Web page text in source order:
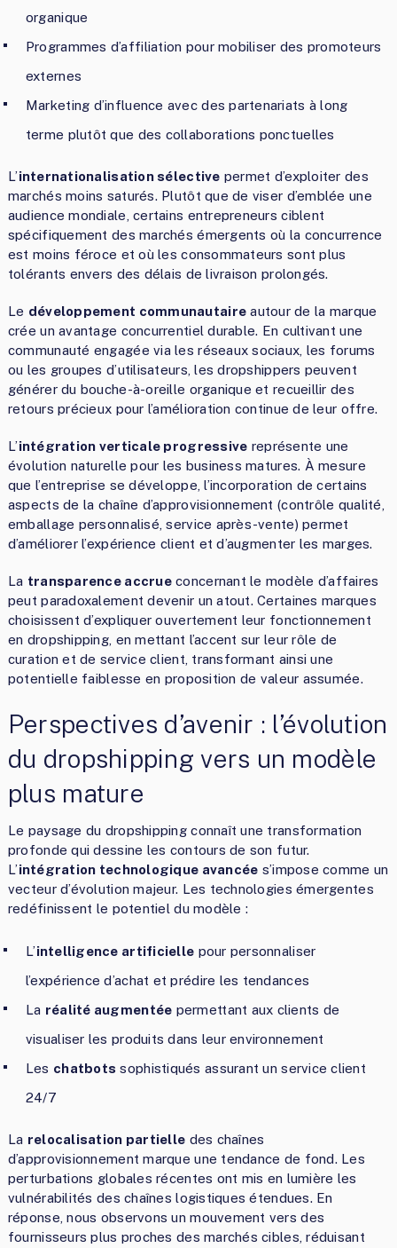
organique
Programmes d’affiliation pour mobiliser des promoteurs
externes
Marketing d’influence avec des partenariats à long
terme plutôt que des collaborations ponctuelles
L’internationalisation sélective permet d’exploiter des
marchés moins saturés. Plutôt que de viser d’emblée une
audience mondiale, certains entrepreneurs ciblent
spécifiquement des marchés émergents où la concurrence
est moins féroce et où les consommateurs sont plus
tolérants envers des délais de livraison prolongés.
Le développement communautaire autour de la marque
crée un avantage concurrentiel durable. En cultivant une
communauté engagée via les réseaux sociaux, les forums
ou les groupes d’utilisateurs, les dropshippers peuvent
générer du bouche-à-oreille organique et recueillir des
retours précieux pour l’amélioration continue de leur offre.
L’intégration verticale progressive représente une
évolution naturelle pour les business matures. À mesure
que l’entreprise se développe, l’incorporation de certains
aspects de la chaîne d’approvisionnement (contrôle qualité,
emballage personnalisé, service après-vente) permet
d’améliorer l’expérience client et d’augmenter les marges.
La transparence accrueconcernant le modèle d’affaires
peut paradoxalement devenir un atout. Certaines marques
choisissent d’expliquer ouvertement leur fonctionnement
en dropshipping, en mettant l’accent sur leur rôle de
curation et de service client, transformant ainsi une
potentielle faiblesse en proposition de valeur assumée.
Perspectives d’avenir : l’évolution
du dropshipping vers un modèle
plus mature
Le paysage du dropshipping connaît une transformation
profonde qui dessine les contours de son futur.
L’intégration technologique avancée s’impose comme un
vecteur d’évolution majeur. Les technologies émergentes
redéfinissent le potentiel du modèle :
L’intelligence artificielle pour personnaliser
l’expérience d’achat et prédire les tendances
La réalité augmentée permettant aux clients de
visualiser les produits dans leur environnement
Les chatbots sophistiqués assurant un service client
24/7
La relocalisation partielle des chaînes
d’approvisionnement marque une tendance de fond. Les
perturbations globales récentes ont mis en lumière les
vulnérabilités des chaînes logistiques étendues. En
réponse, nous observons un mouvement vers des
fournisseurs plus proches des marchés cibles, réduisant